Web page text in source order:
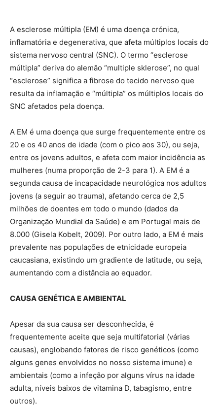
A esclerose múltipla (EM) é uma doença crónica,
inflamatória e degenerativa, que afeta múltiplos locais do
sistema nervoso central (SNC). O termo “esclerose
múltipla” deriva do alemão “multiple sklerose”, no qual
“esclerose” significa a fibrose do tecido nervoso que
resulta da inflamação e “múltipla” os múltiplos locais do
SNC afetados pela doença.
A EM é uma doença que surge frequentemente entre os
20 e os 40 anos de idade (com o pico aos 30), ou seja,
entre os jovens adultos, e afeta com maior incidência as
mulheres (numa proporção de 2-3 para 1). A EM é a
segunda causa de incapacidade neurológica nos adultos
jovens (a seguir ao trauma), afetando cerca de 2,5
milhões de doentes em todo o mundo (dados da
Organização Mundial da Saúde) e em Portugal mais de
8.000 (Gisela Kobelt, 2009). Por outro lado, a EM é mais
prevalente nas populações de etnicidade europeia
caucasiana, existindo um gradiente de latitude, ou seja,
aumentando com a distância ao equador.
CAUSA GENÉTICA E AMBIENTAL
Apesar da sua causa ser desconhecida, é
frequentemente aceite que seja multifatorial (várias
causas), englobando fatores de risco genéticos (como
alguns genes envolvidos no nosso sistema imune) e
ambientais (como a infeção por alguns vírus na idade
adulta, níveis baixos de vitamina D, tabagismo, entre
outros).